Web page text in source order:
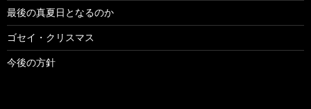
最後の真夏日となるのか
ゴセイ・クリスマス
今後の方針